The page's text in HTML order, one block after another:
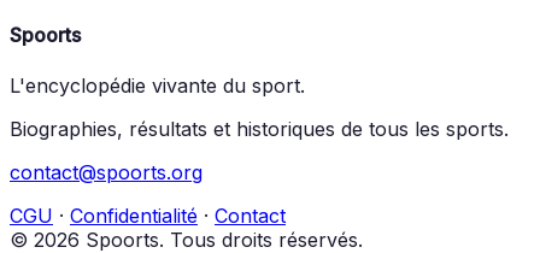
Spoorts
L'encyclopédie vivante du sport.
Biographies, résultats et historiques de tous les sports.
contact@spoorts.org
CGU · Confidentialité · Contact
© 2026 Spoorts. Tous droits réservés.